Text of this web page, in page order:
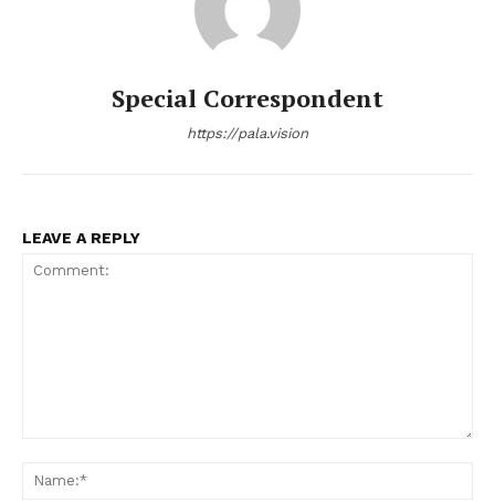
Special Correspondent
https://pala.vision
LEAVE A REPLY